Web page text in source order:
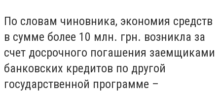
По словам чиновника, экономия средств
в сумме более 10 млн. грн. возникла за
счет досрочного погашения заемщиками
банковских кредитов по другой
государственной программе –